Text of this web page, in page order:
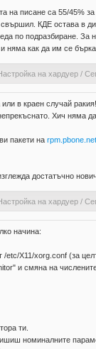
на писане са 55/45%
КДЕ остава в
по подразбиране.
няма как да им се
на хардуер/
в краен случай
Хич няма
пакети на rpm.pbone.net
достатъчно
на хардуер/
начина:
etc/X11/xorg.conf (за
и смяна на
ти.
номиналните